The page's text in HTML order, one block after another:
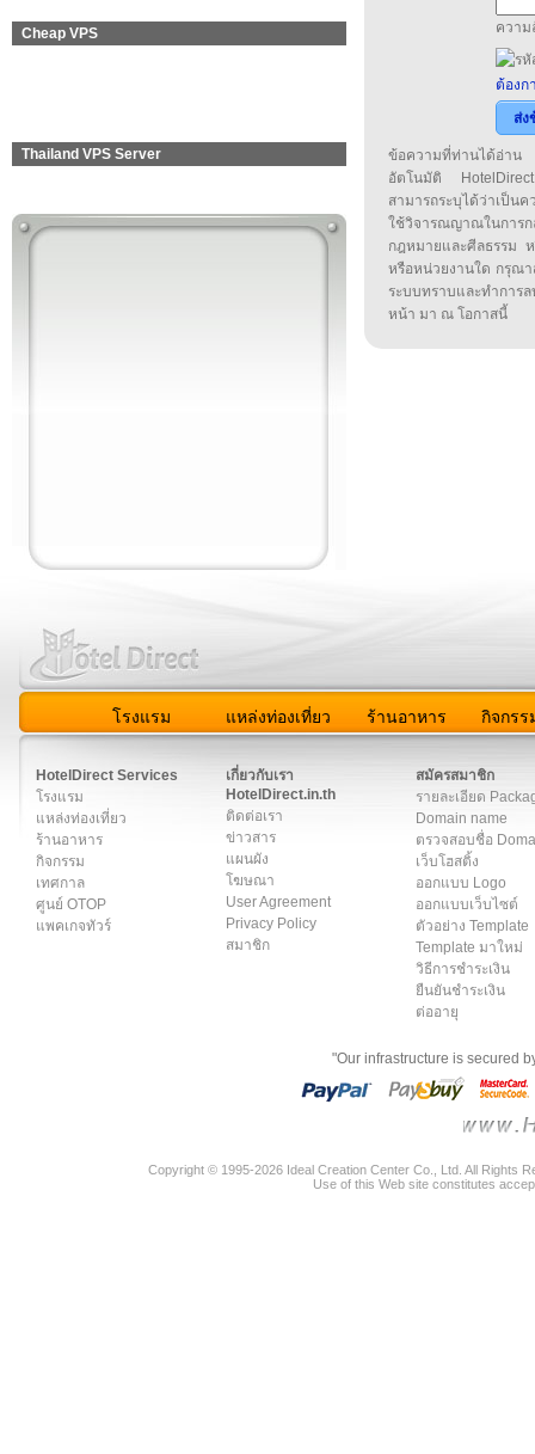
Cheap VPS
Thailand VPS Server
ความ
ต้องก
ส่ง
ข้อความที่ท่านได้อ่าน
อัตโนมัติ
สามารถระบุได้ว่าเป็น
ใช้วิจารณญาณในกา
กฎหมายและศีลธรรม
หรือหน่วยงานใด กรุณา
ระบบทราบและทำกา
หน้า มา ณ โอกาสนี้
โรงแรม แหล่งท่องเที่ยว ร้านอาหาร กิจกรร
HotelDirect Services
โรงแรม
แหล่งท่องเที่ยว
ร้านอาหาร
กิจกรรม
เทศกาล
ศูนย์ OTOP
แพคเกจทัวร์
เกี่ยวกับเรา
HotelDirect.in.th
ติดต่อเรา
ข่าวสาร
แผนผัง
โฆษณา
User Agreement
Privacy Policy
สมาชิก
สมัครสมาชิก
รายละเอียด
Domain name
ตรวจสอบชื่อ
เว็บโฮสติ้ง
ออกแบบ Logo
ออกแบบเว็บไซต์
ตัวอย่าง Template
Template มาใหม่
วิธีการชำระเงิน
ยืนยันชำระเงิน
ต่ออายุ
"Our infrastructure is secured
Copyright © 1995-2026 Ideal Creation Center Co., Ltd. All Rights
Use of this Web site constitutes